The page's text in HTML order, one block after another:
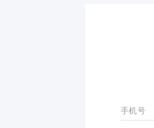
手机号